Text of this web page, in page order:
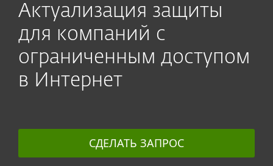
Актуализация защиты
для компаний с
ограниченным доступом
в Интернет
СДЕЛАТЬ ЗАПРОС